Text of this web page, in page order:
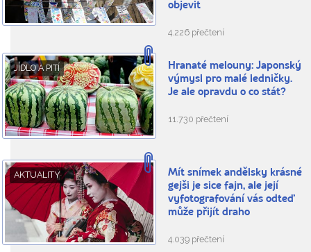
objevit
4.226 přečtení
JÍDLO A PITÍ
Hranaté melouny: Japonský
výmysl pro malé ledničky.
Je ale opravdu o co stát?
11.730 přečtení
AKTUALITY
Mít snímek andělsky krásné
gejši je sice fajn, ale její
vyfotografování vás odteď
může přijít draho
4.039 přečtení